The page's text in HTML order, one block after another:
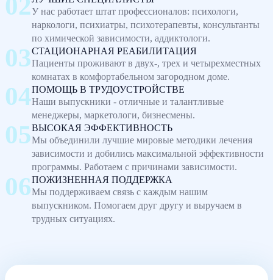
У нас работает штат профессионалов: психологи,
наркологи, психиатры, психотерапевты, консультанты
по химической зависимости, аддиктологи.
СТАЦИОНАРНАЯ РЕАБИЛИТАЦИЯ
Пациенты проживают в двух-, трех и четырехместных
комнатах в комфортабельном загородном доме.
ПОМОЩЬ В ТРУДОУСТРОЙСТВЕ
Наши выпускники - отличные и талантливые
менеджеры, маркетологи, бизнесмены.
ВЫСОКАЯ ЭФФЕКТИВНОСТЬ
Мы объединили лучшие мировые методики лечения
зависимости и добились максимальной эффективности
программы. Работаем с причинами зависимости.
ПОЖИЗНЕННАЯ ПОДДЕРЖКА
Мы поддерживаем связь с каждым нашим
выпускником. Помогаем друг другу и выручаем в
трудных ситуациях.